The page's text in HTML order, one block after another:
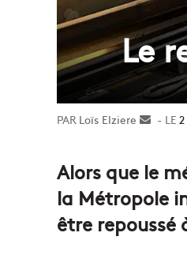
Le
Loïs Elziere
Alors que le
la Métropole
être repoussé